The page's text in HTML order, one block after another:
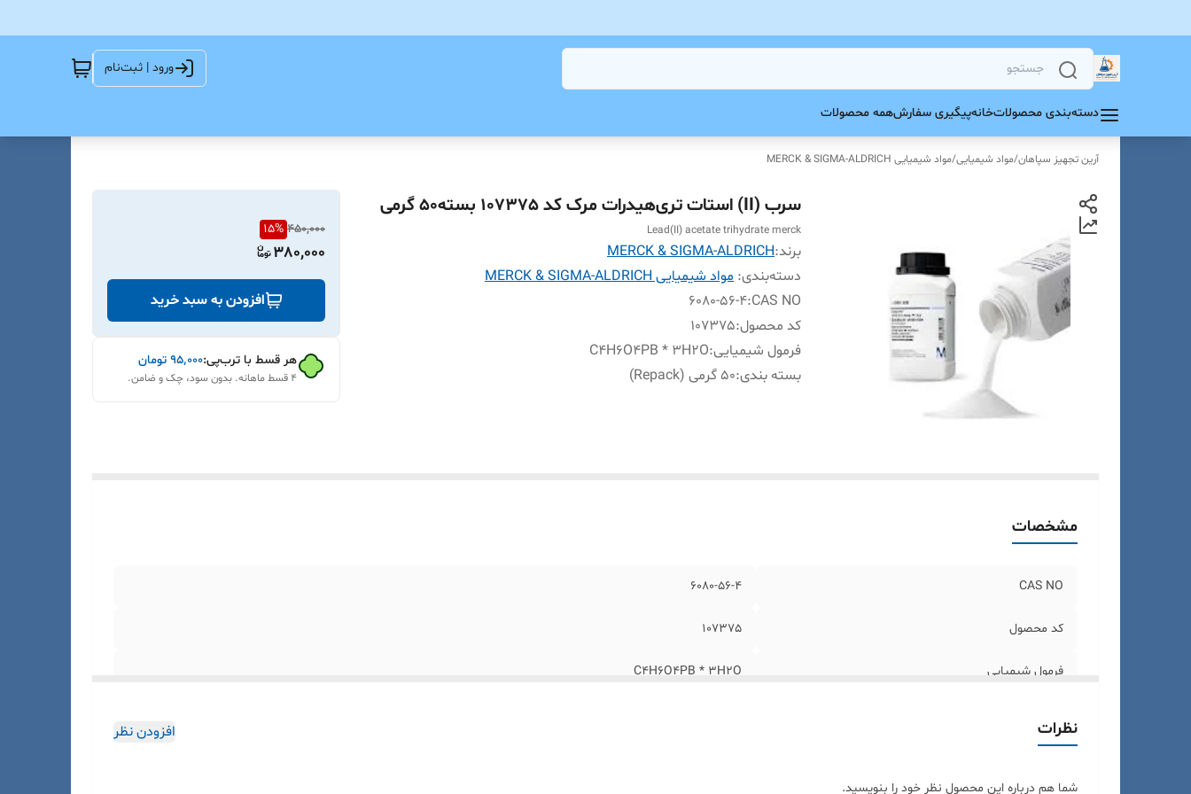
ورود | ثبت‌نام
دسته‌بندی محصولاتخانهپیگیری سفارشهمه محصولات
آرین تجهیز سپاهان/مواد شیمیایی/مواد شیمیایی MERCK & SIGMA-ALDRICH
سرب (II) استات تری‌هیدرات مرک کد 107375 بسته50 گرمی
Lead(II) acetate trihydrate merck
برند:MERCK & SIGMA-ALDRICH
دسته‌بندی: مواد شیمیایی MERCK & SIGMA-ALDRICH
CAS NO
:
6080-56-4
کد محصول:
107375
فرمول شیمیایی:
C4H6O4PB * 3H2O
بسته بندی:50 گرمی (Repack)
450,000
15%
380,000
افزودن به سبد خرید
هر قسط با ترب‌پی:۹۵٬۰۰۰ تومان
۴ قسط ماهانه. بدون سود، چک و ضامن.
مشخصات
CAS NO
6080-56-4
کد محصول 107375
فرمول شیمیایی C4H6O4PB * 3H2O
نظرات افزودن نظر
شما هم درباره این محصول نظر خود را بنویسید.